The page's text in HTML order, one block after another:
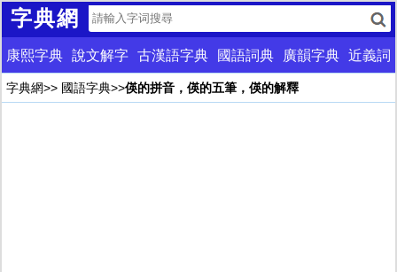
字典網
康熙字典 說文解字 古漢語字典 國語詞典 廣韻字典 近義詞
字典網>> 國語字典>>偀的拼音，偀的五筆，偀的解釋